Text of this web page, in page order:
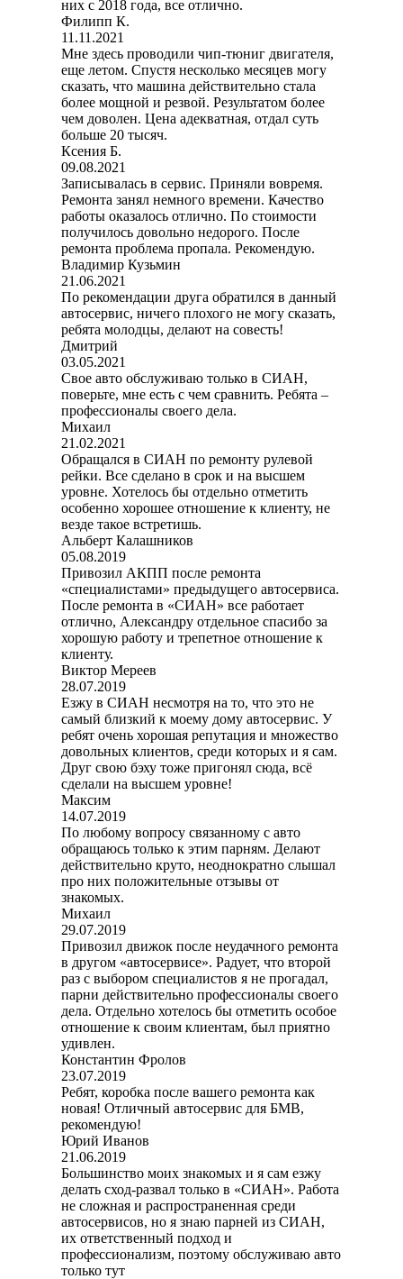
них с 2018 года, все отлично.
Филипп К.
11.11.2021
Мне здесь проводили чип-тюниг двигателя,
еще летом. Спустя несколько месяцев могу
сказать, что машина действительно стала
более мощной и резвой. Результатом более
чем доволен. Цена адекватная, отдал суть
больше 20 тысяч.
Ксения Б.
09.08.2021
Записывалась в сервис. Приняли вовремя.
Ремонта занял немного времени. Качество
работы оказалось отлично. По стоимости
получилось довольно недорого. После
ремонта проблема пропала. Рекомендую.
Владимир Кузьмин
21.06.2021
По рекомендации друга обратился в данный
автосервис, ничего плохого не могу сказать,
ребята молодцы, делают на совесть!
Дмитрий
03.05.2021
Свое авто обслуживаю только в СИАН,
поверьте, мне есть с чем сравнить. Ребята –
профессионалы своего дела.
Михаил
21.02.2021
Обращался в СИАН по ремонту рулевой
рейки. Все сделано в срок и на высшем
уровне. Хотелось бы отдельно отметить
особенно хорошее отношение к клиенту, не
везде такое встретишь.
Альберт Калашников
05.08.2019
Привозил АКПП после ремонта
«специалистами» предыдущего автосервиса.
После ремонта в «СИАН» все работает
отлично, Александру отдельное спасибо за
хорошую работу и трепетное отношение к
клиенту.
Виктор Мереев
28.07.2019
Езжу в СИАН несмотря на то, что это не
самый близкий к моему дому автосервис. У
ребят очень хорошая репутация и множество
довольных клиентов, среди которых и я сам.
Друг свою бэху тоже пригонял сюда, всё
сделали на высшем уровне!
Максим
14.07.2019
По любому вопросу связанному с авто
обращаюсь только к этим парням. Делают
действительно круто, неоднократно слышал
про них положительные отзывы от
знакомых.
Михаил
29.07.2019
Привозил движок после неудачного ремонта
в другом «автосервисе». Радует, что второй
раз с выбором специалистов я не прогадал,
парни действительно профессионалы своего
дела. Отдельно хотелось бы отметить особое
отношение к своим клиентам, был приятно
удивлен.
Константин Фролов
23.07.2019
Ребят, коробка после вашего ремонта как
новая! Отличный автосервис для БМВ,
рекомендую!
Юрий Иванов
21.06.2019
Большинство моих знакомых и я сам езжу
делать сход-развал только в «СИАН». Работа
не сложная и распространенная среди
автосервисов, но я знаю парней из СИАН,
их ответственный подход и
профессионализм, поэтому обслуживаю авто
только тут